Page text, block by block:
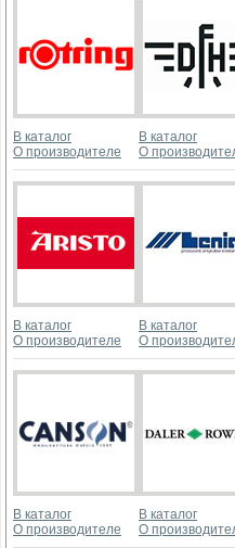
В каталог
О производителе
В каталог
О
В каталог
О производителе
В каталог
О
В каталог
О производителе
В каталог
О